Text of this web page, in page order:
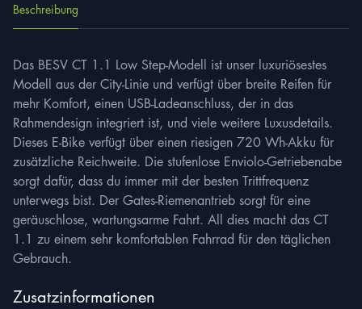
Beschreibung
Das BESV CT 1.1 Low Step-Modell ist unser luxuriösestes
Modell aus der City-Linie und verfügt über breite Reifen für
mehr Komfort, einen USB-Ladeanschluss, der in das
Rahmendesign integriert ist, und viele weitere Luxusdetails.
Dieses E-Bike verfügt über einen riesigen 720 Wh-Akku für
zusätzliche Reichweite. Die stufenlose Enviolo-Getriebenabe
sorgt dafür, dass du immer mit der besten Trittfrequenz
unterwegs bist. Der Gates-Riemenantrieb sorgt für eine
geräuschlose, wartungsarme Fahrt. All dies macht das CT
1.1 zu einem sehr komfortablen Fahrrad für den täglichen
Gebrauch.
Zusatzinformationen